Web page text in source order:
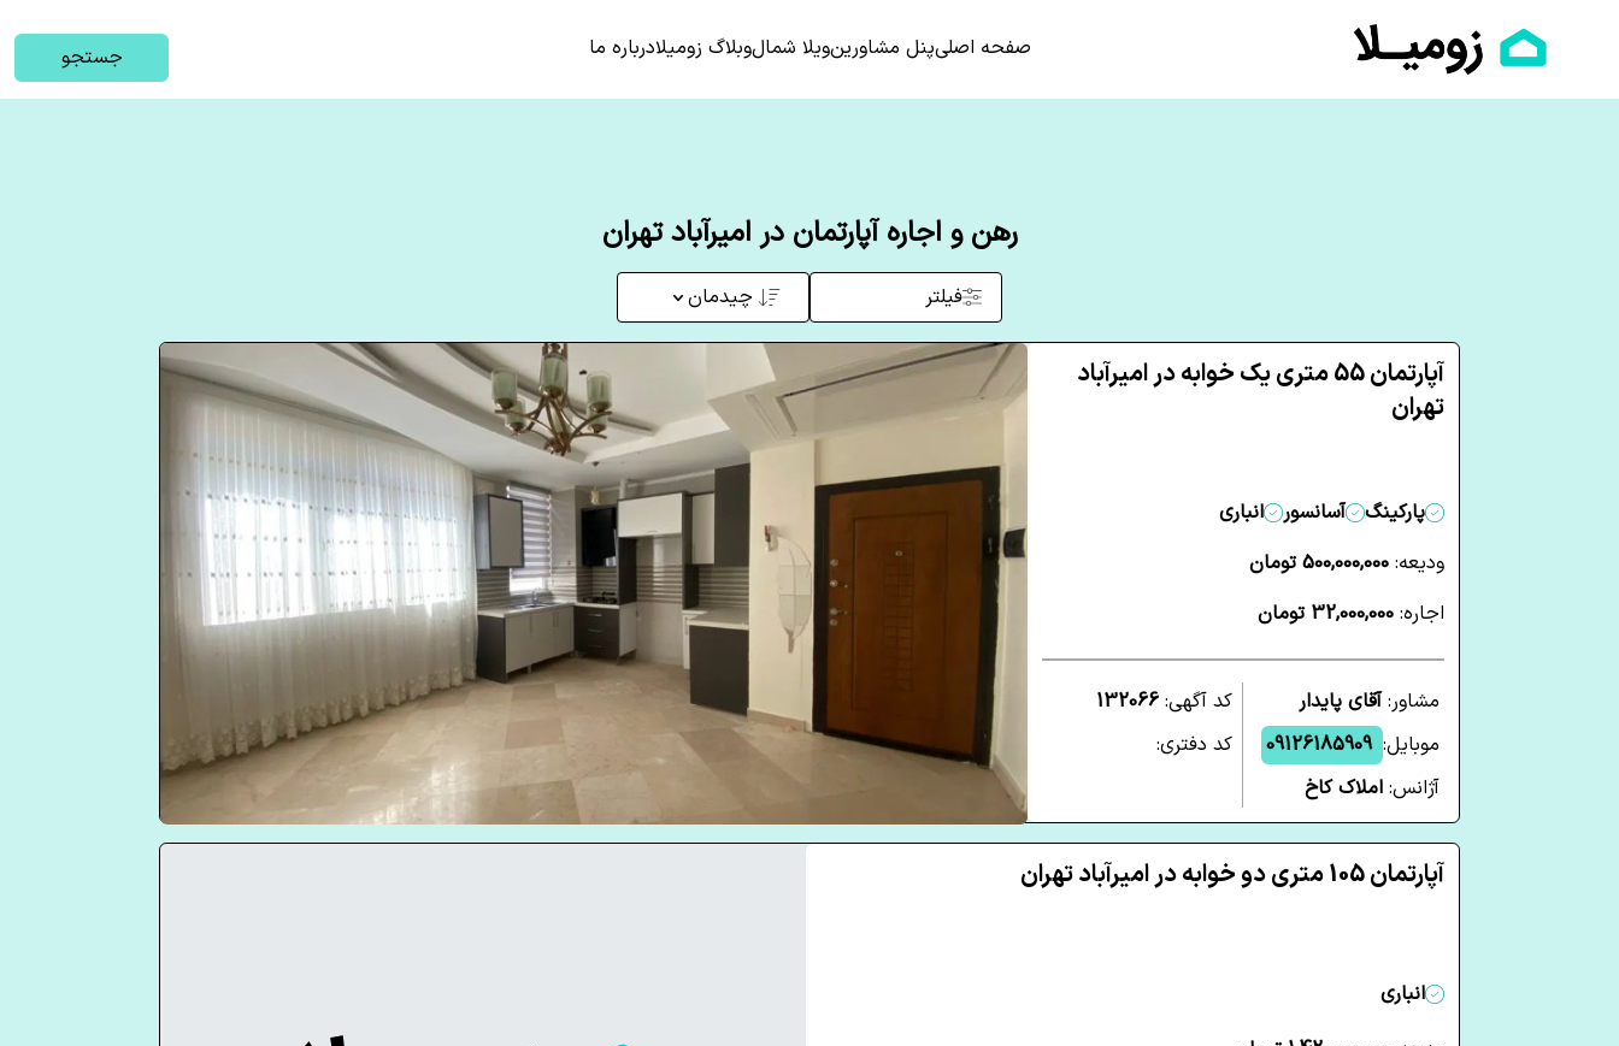
صفحه اصلیپنل مشاورینویلا شمالوبلاگ زومیلادرباره ما جستجو
رهن و اجاره آپارتمان در امیرآباد تهران
فیلتر چیدمان
آپارتمان 55 متری یک خوابه در امیرآباد
تهران
پارکینگ آسانسور
انباری
ودیعه: 500,000,000 تومان
اجاره: 32,000,000 تومان
مشاور:آقای پایدار
موبایل: 09126185909
آژانس: املاک کاخ
کد آگهی: 132066
کد دفتری:
آپارتمان 105 متری دو خوابه در امیرآباد تهران
انباری